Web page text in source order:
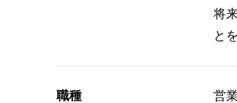
将
と
職種 営